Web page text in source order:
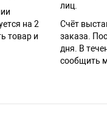
на 2
товар и
лиц.
Счёт
заказа.
дня. В
сообщить